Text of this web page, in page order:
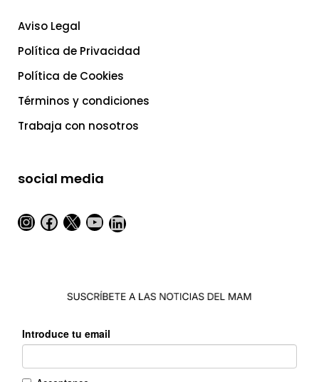
Aviso Legal
Política de Privacidad
Política de Cookies
Términos y condiciones
Trabaja con nosotros
social media
Instagram
Facebook
X YouTube
LinkedIn